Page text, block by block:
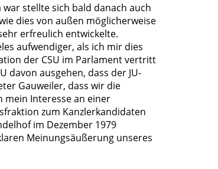
stellte sich bald danach auch
dies von außen möglicherweise
erfreulich entwickelte.
aufwendiger, als ich mir dies
der CSU im Parlament vertritt
davon ausgehen, dass der JU-
Gauweiler, dass wir die
mein Interesse an einer
zum Kanzlerkandidaten
im Dezember 1979
Meinungsäußerung unseres